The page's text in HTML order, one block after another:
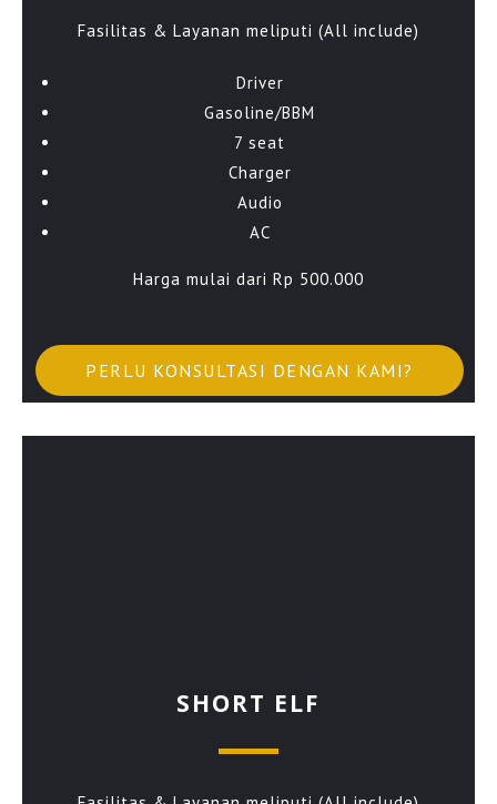
Fasilitas & Layanan meliputi (All include)
Driver
Gasoline/BBM
7 seat
Charger
Audio
AC
Harga mulai dari Rp 500.000
PERLU KONSULTASI DENGAN KAMI?
SHORT ELF